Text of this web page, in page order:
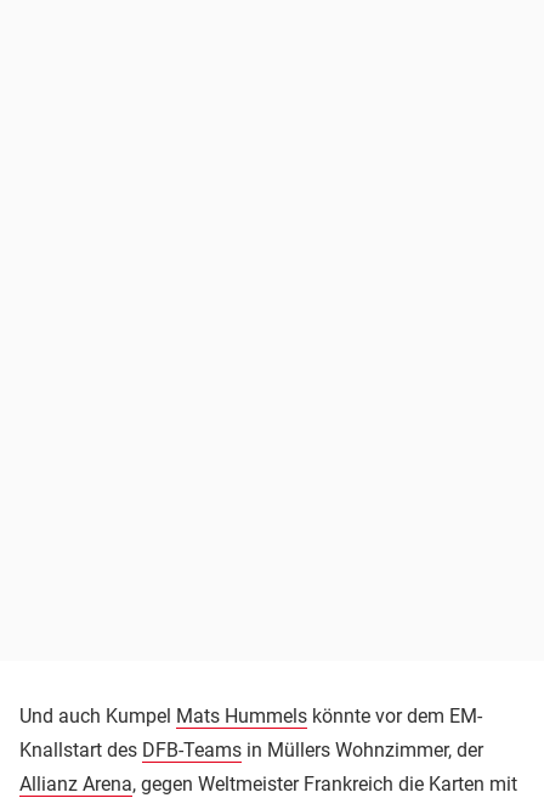
Und auch Kumpel Mats Hummels könnte vor dem EM-
Knallstart des DFB-Teams in Müllers Wohnzimmer, der
Allianz Arena, gegen Weltmeister Frankreich die Karten mit